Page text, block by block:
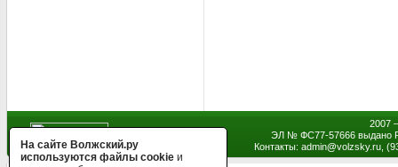
2007
ЭЛ № ФС77-57666 выдано
Контакты: admin@volzsky.ru,
На сайте Волжский.ру
используются файлы cookie и